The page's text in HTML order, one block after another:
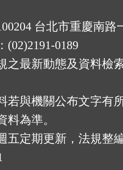
台北市重慶南路
0189
之最新動態及資料檢
若與機關公布文字有
料為準。
五定期更新，法規整